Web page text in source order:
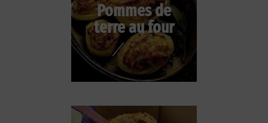
Pommes de
terre au four